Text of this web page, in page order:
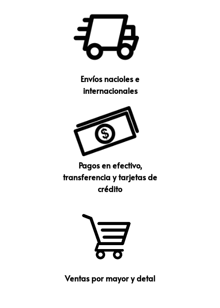
Envíos nacioles e
internacionales
Pagos en efectivo,
transferencia y tarjetas de
crédito
Ventas por mayor y detal